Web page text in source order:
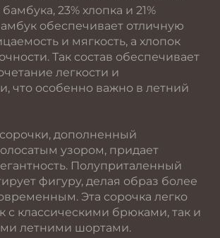
23% хлопка и 21%
обеспечивает отличную
и мягкость, а хлопок
Так состав обеспечивает
легкости и
что особенно важно в летний
дополненный
узором, придает
Полуприталенный
фигуру, делая образ более
Эта сорочка легко
с классическими брюками, так и
летними шортами.